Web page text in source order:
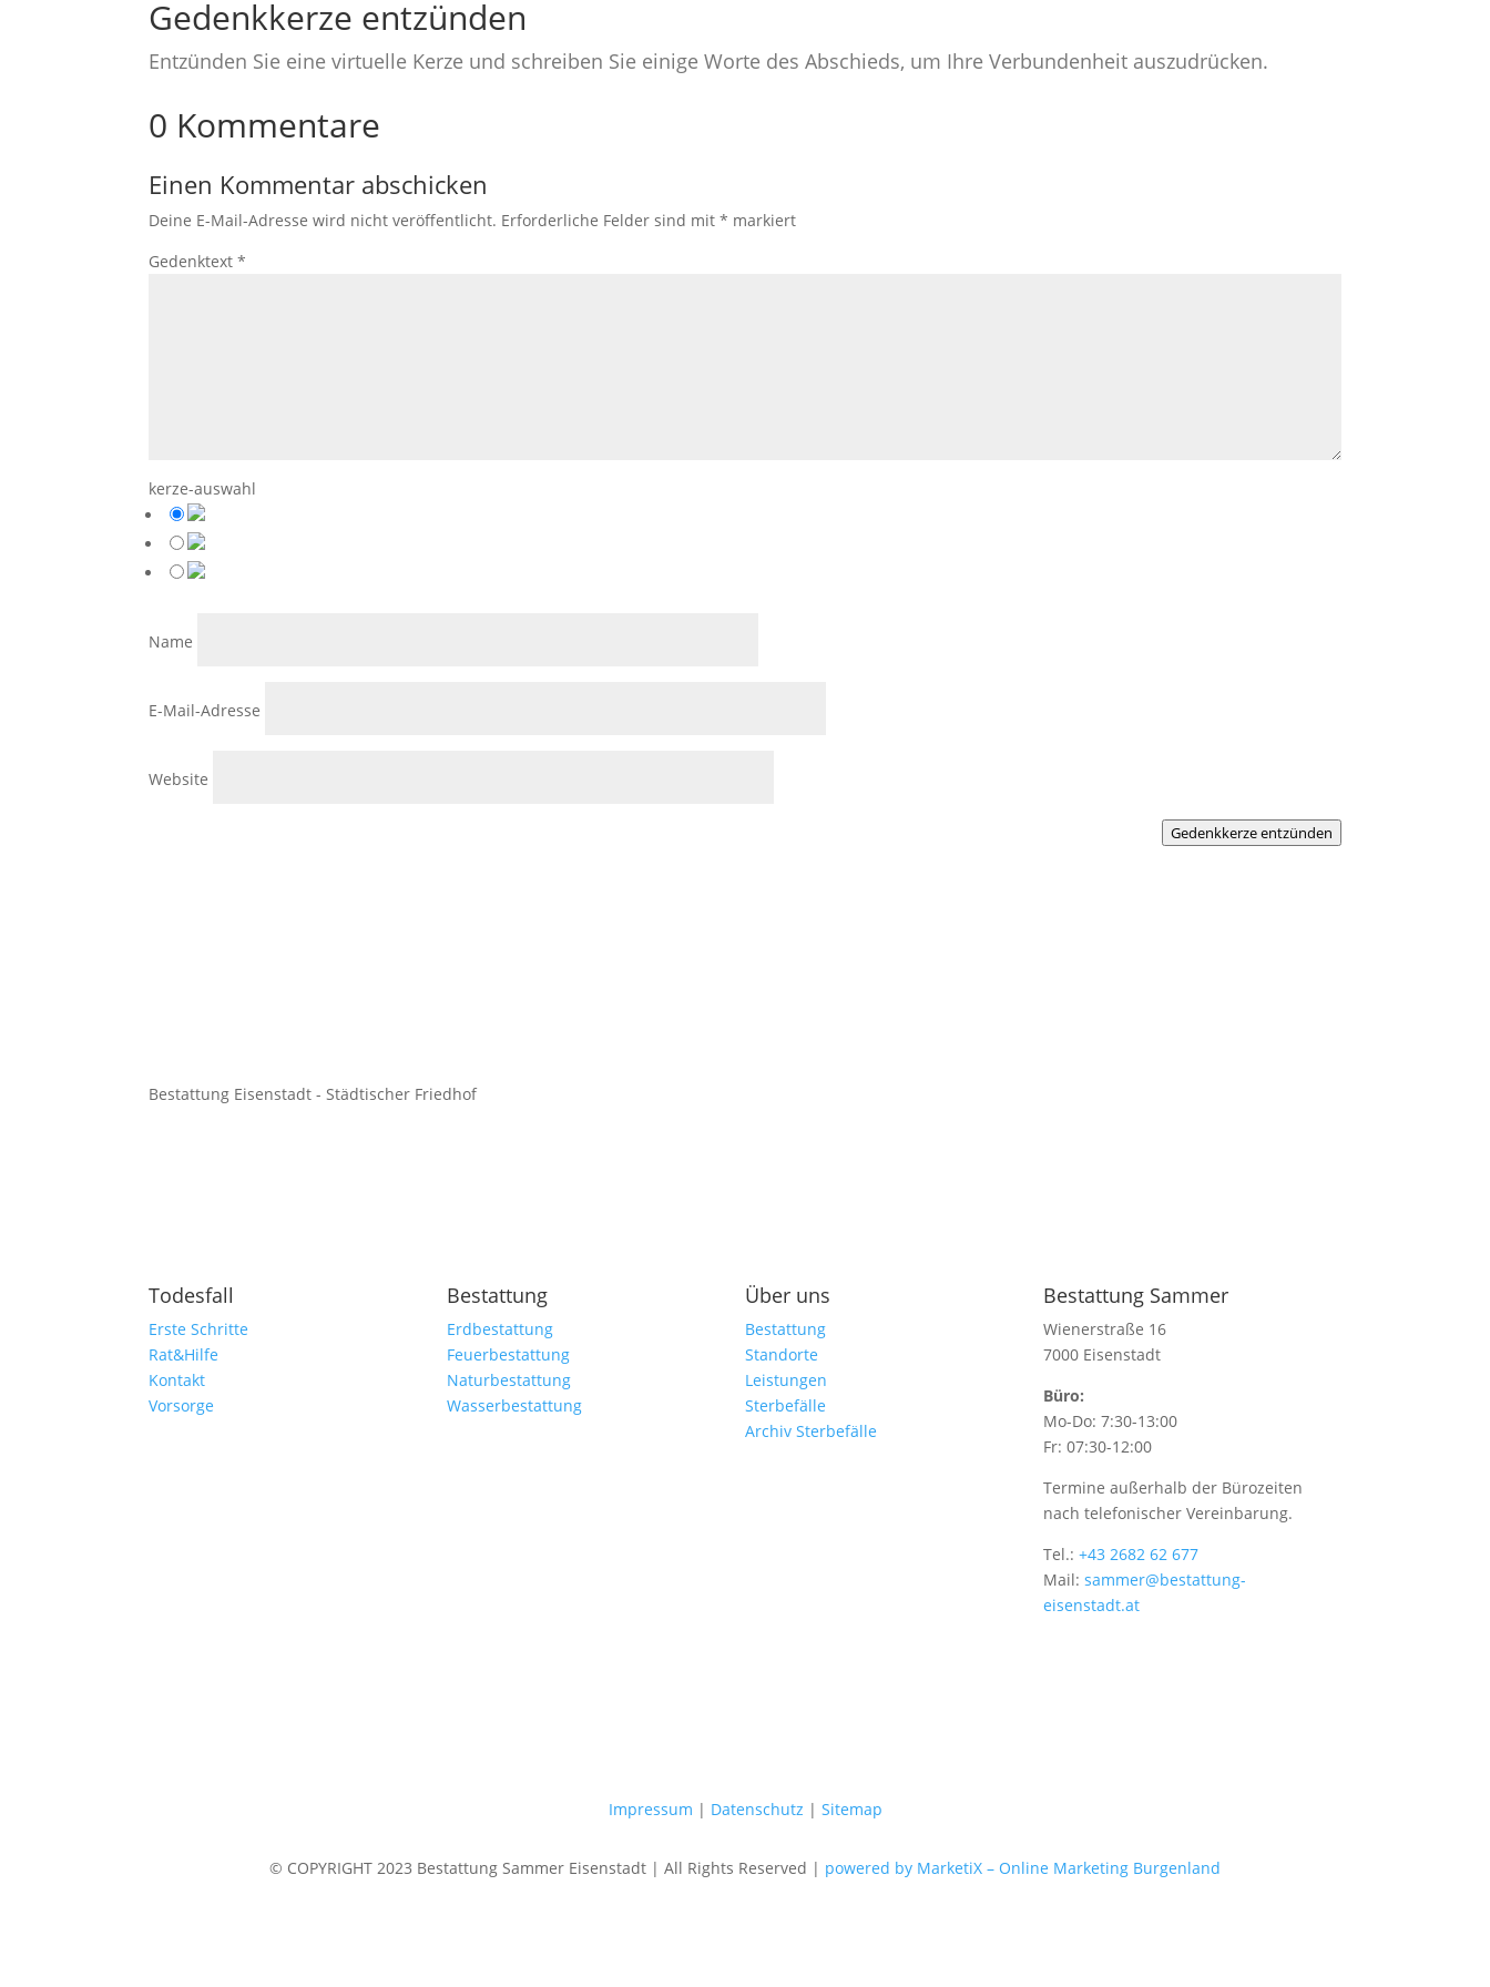
Gedenkkerze entzünden
Entzünden Sie eine virtuelle Kerze und schreiben Sie einige Worte des Abschieds, um Ihre Verbundenheit auszudrücken.
0 Kommentare
Einen Kommentar abschicken
Deine E-Mail-Adresse wird nicht veröffentlicht. Erforderliche Felder sind mit* markiert
Gedenktext*
kerze-auswahl
Name
E-Mail-Adresse
Website
Gedenkkerze entzünden
Bestattung Eisenstadt - Städtischer Friedhof
Todesfall
Erste Schritte
Rat&Hilfe
Kontakt
Vorsorge
Bestattung
Erdbestattung
Feuerbestattung
Naturbestattung
Wasserbestattung
Über uns
Bestattung
Standorte
Leistungen
Sterbefälle
Archiv Sterbefälle
Bestattung Sammer
Wienerstraße 16
7000 Eisenstadt
Büro:
Mo-Do: 7:30-13:00
Fr: 07:30-12:00
Termine außerhalb der Bürozeiten
nach telefonischer Vereinbarung.
Tel.: +43 2682 62 677
Mail: sammer@bestattung-
eisenstadt.at
Impressum | Datenschutz | Sitemap
© COPYRIGHT 2023 Bestattung Sammer Eisenstadt | All Rights Reserved | powered by MarketiX – Online Marketing Burgenland